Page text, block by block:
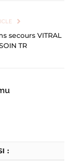
secours VITRAL
TR
: